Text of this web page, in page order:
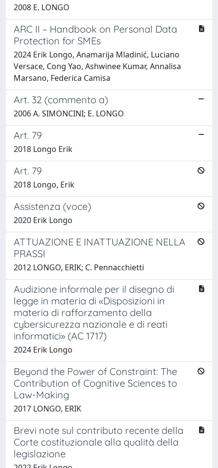
2008 E. LONGO
ARC II – Handbook on Personal Data
Protection for SMEs
2024 Erik Longo, Anamarija Mladinić, Luciano
Versace, Cong Yao, Ashwinee Kumar, Annalisa
Marsano, Federica Camisa
Art. 32 (commento a)
2006 A. SIMONCINI; E. LONGO
Art. 79
2018 Longo Erik
Art. 79
2018 Longo, Erik
Assistenza (voce)
2020 Erik Longo
ATTUAZIONE E INATTUAZIONE NELLA
PRASSI
2012 LONGO, ERIK; C. Pennacchietti
Audizione informale per il disegno di
legge in materia di «Disposizioni in
materia di rafforzamento della
cybersicurezza nazionale e di reati
informatici» (AC 1717)
2024 Erik Longo
Beyond the Power of Constraint: The
Contribution of Cognitive Sciences to
Law-Making
2017 LONGO, ERIK
Brevi note sul contributo recente della
Corte costituzionale alla qualità della
legislazione